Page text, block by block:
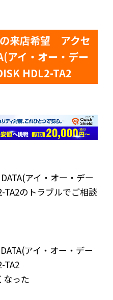
来店希望 アクセ
アイ・オー・デー
HDL2-TA2
アイ・オー・デー
TA2のトラブルでご相談
アイ・オー・デー
TA2
なった